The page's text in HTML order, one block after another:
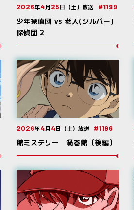
2026年4月25日（土）放送 #1199
少年探偵団 vs 老人(シルバー)
探偵団 2
2026年4月4日（土）放送 #1196
館ミステリー 渦巻館（後編）